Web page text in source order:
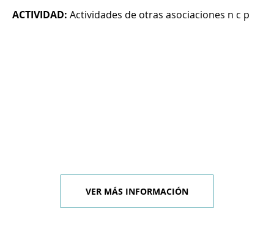
ACTIVIDAD: Actividades de otras asociaciones n c p
VER MÁS INFORMACIÓN